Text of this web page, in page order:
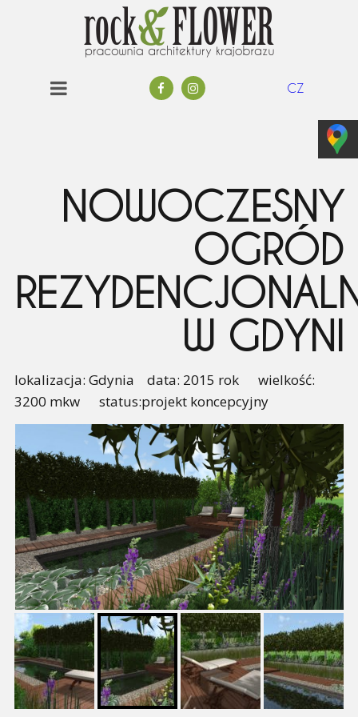
CZ
NOWOCZESNY
OGRÓD
W GDYNI
lokalizacja: Gdynia data: 2015 rok wielkość:
3200 mkw status:projekt koncepcyjny